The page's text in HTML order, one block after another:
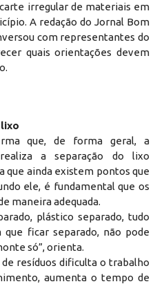
irregular de materiais em
A redação do Jornal Bom
com representantes do
quais orientações devem
que, de forma geral, a
a separação do lixo
que ainda existem pontos que
ele, é fundamental que os
maneira adequada.
plástico separado, tudo
que ficar separado, não pode
só”, orienta.
resíduos dificulta o trabalho
aumenta o tempo de